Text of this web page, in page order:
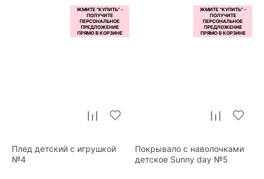
Плед детский с игрушкой
№4
Покрывало с наволочками
детское Sunny day №5